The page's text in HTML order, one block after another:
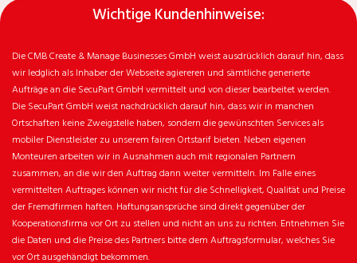
Wichtige Kundenhinweise:
Die CMB Create & Manage Businesses GmbH weist ausdrücklich darauf hin, dass
wir ledglich als Inhaber der Webseite agiereren und sämtliche generierte
Aufträge an die SecuPart GmbH vermittelt und von dieser bearbeitet werden.
Die SecuPart GmbH weist nachdrücklich darauf hin, dass wir in manchen
Ortschaften keine Zweigstelle haben, sondern die gewünschten Services als
mobiler Dienstleister zu unserem fairen Ortstarif bieten. Neben eigenen
Monteuren arbeiten wir in Ausnahmen auch mit regionalen Partnern
zusammen, an die wir den Auftrag dann weiter vermitteln. Im Falle eines
vermittelten Auftrages können wir nicht für die Schnelligkeit, Qualität und Preise
der Fremdfirmen haften. Haftungsansprüche sind direkt gegenüber der
Kooperationsfirma vor Ort zu stellen und nicht an uns zu richten. Entnehmen Sie
die Daten und die Preise des Partners bitte dem Auftragsformular, welches Sie
vor Ort ausgehändigt bekommen.